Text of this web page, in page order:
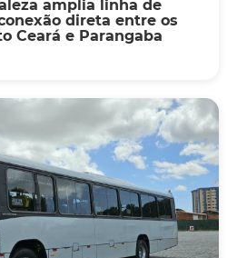
amplia linha de
direta entre os
Ceará e Parangaba